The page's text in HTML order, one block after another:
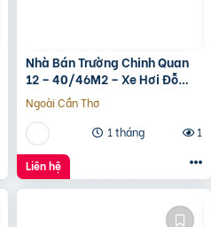
Nhà Bán Trường Chinh Quan
12 – 40/46M2 – Xe Hơi Đỗ
Cửa – 3.1 Tỷ
Ngoài Cần Thơ
1 tháng
1
Liên hệ